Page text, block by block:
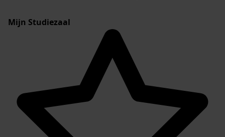
Mijn Studiezaal